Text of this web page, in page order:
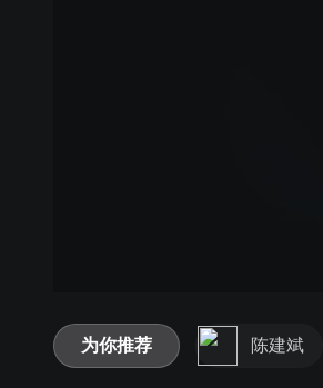
为你推荐 陈建斌